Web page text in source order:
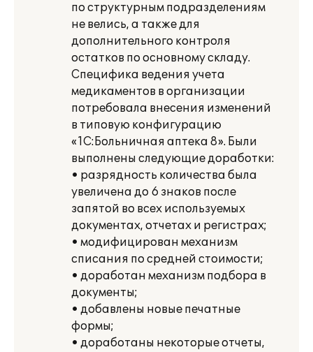
по структурным подразделениям
не велись, а также для
дополнительного контроля
остатков по основному складу.
Специфика ведения учета
медикаментов в организации
потребовала внесения изменений
в типовую конфигурацию
«1С:Больничная аптека 8». Были
выполнены следующие доработки:
• разрядность количества была
увеличена до 6 знаков после
запятой во всех используемых
документах, отчетах и регистрах;
• модифицирован механизм
списания по средней стоимости;
• доработан механизм подбора в
документы;
• добавлены новые печатные
формы;
• доработаны некоторые отчеты,